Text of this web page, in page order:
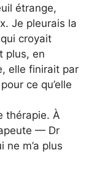
étrange,
Je pleurais la
croyait
plus, en
elle finirait par
ce qu’elle
thérapie. À
— Dr
ne m’a plus